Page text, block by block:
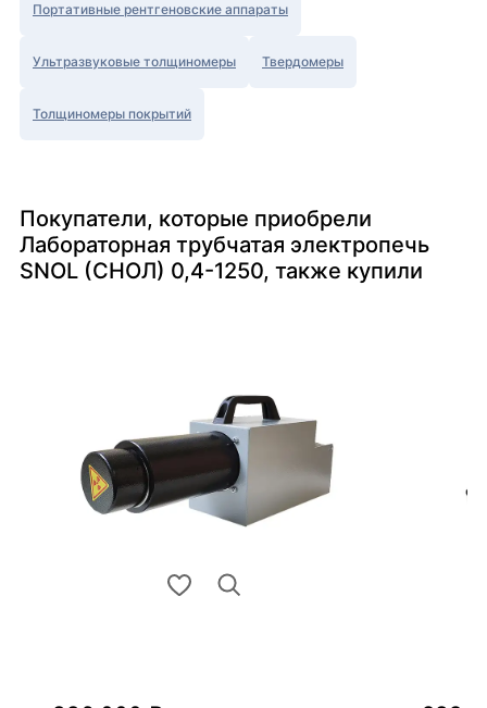
Портативные рентгеновские аппараты
Ультразвуковые толщиномеры Твердомеры
Толщиномеры покрытий
Покупатели, которые приобрели
Лабораторная трубчатая электропечь
SNOL (СНОЛ) 0,4-1250, также купили